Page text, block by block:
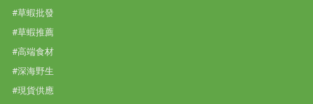
#草蝦批發
#草蝦推薦
#高端食材
#深海野生
#現貨供應